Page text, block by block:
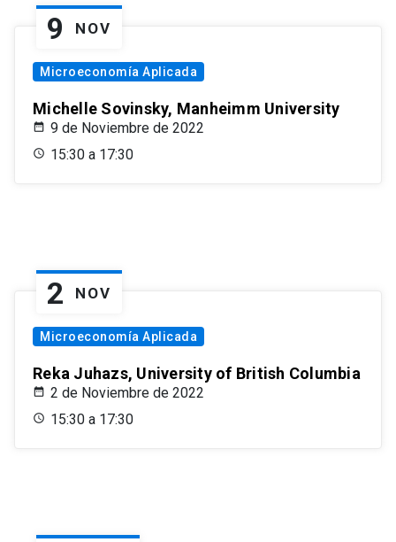
9 NOV
Microeconomía Aplicada
Michelle Sovinsky, Manheimm University
9 de Noviembre de 2022
15:30 a 17:30
2 NOV
Microeconomía Aplicada
Reka Juhazs, University of British Columbia
2 de Noviembre de 2022
15:30 a 17:30